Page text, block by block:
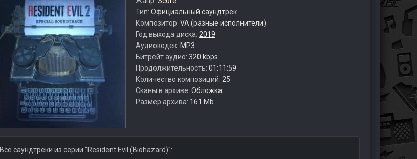
Тип: Официальный саундтрек
Композитор: VA (разные исполнители)
Год выхода диска: 2019
Аудиокодек: MP3
Битрейт аудио: 320 kbps
Продолжительность: 01:11:59
Количество композиций: 25
Сканы в архиве: Обложка
Размер архива: 161 Mb
Все саундтреки из серии "Resident Evil (Biohazard)":